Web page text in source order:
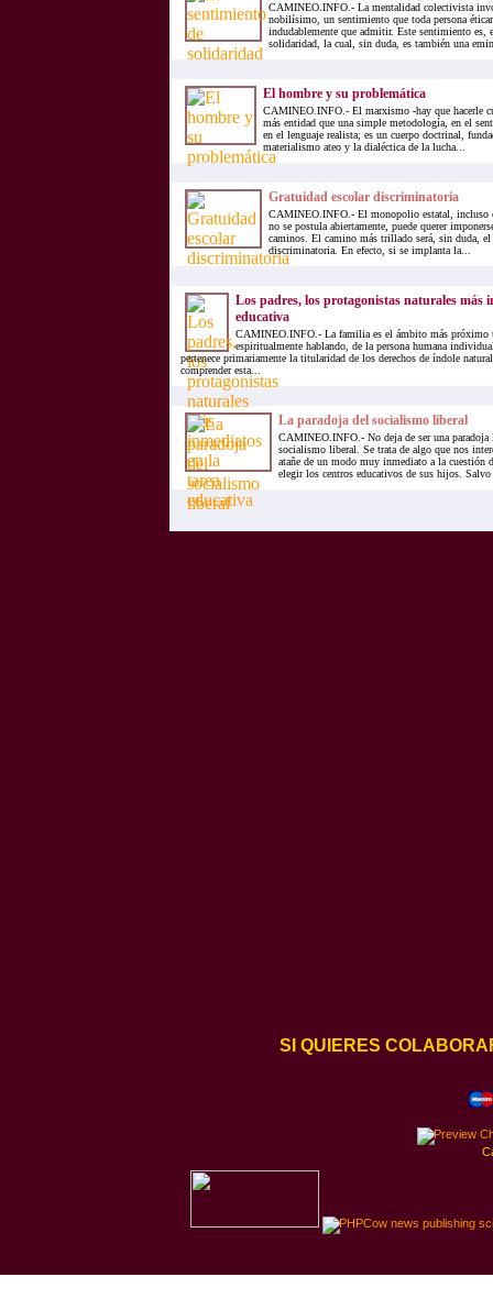
CAMINEO.INFO.- La mentalidad colectivista
nobilísimo, un sentimiento que toda persona
indudablemente que admitir. Este sentimiento es,
solidaridad, la cual, sin duda, es también una
El hombre y su problemática
CAMINEO.INFO.- El marxismo -hay que hacerle
más entidad que una simple metodología, en el
en el lenguaje realista; es un cuerpo doctrinal,
materialismo ateo y la dialéctica de la lucha...
Gratuidad escolar discriminatoria
CAMINEO.INFO.- El monopolio estatal, incluso
no se postula abiertamente, puede querer
caminos. El camino más trillado será, sin duda, el
discriminatoria. En efecto, si se implanta la...
Los padres, los protagonistas naturales más
educativa
CAMINEO.INFO.- La familia es el ámbito más próximo
espiritualmente hablando, de la persona humana
pertenece primariamente la titularidad de los derechos de índole
comprender esta...
La paradoja del socialismo liberal
CAMINEO.INFO.- No deja de ser una paradoja
socialismo liberal. Se trata de algo que nos
atañe de un modo muy inmediato a la cuestión
elegir los centros educativos de sus hijos. Salvo
SI QUIERES